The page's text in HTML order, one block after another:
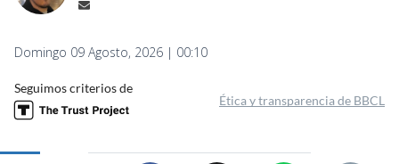
Domingo 09 Agosto, 2026 | 00:10
Seguimos criterios de
Ética y transparencia de BBCL